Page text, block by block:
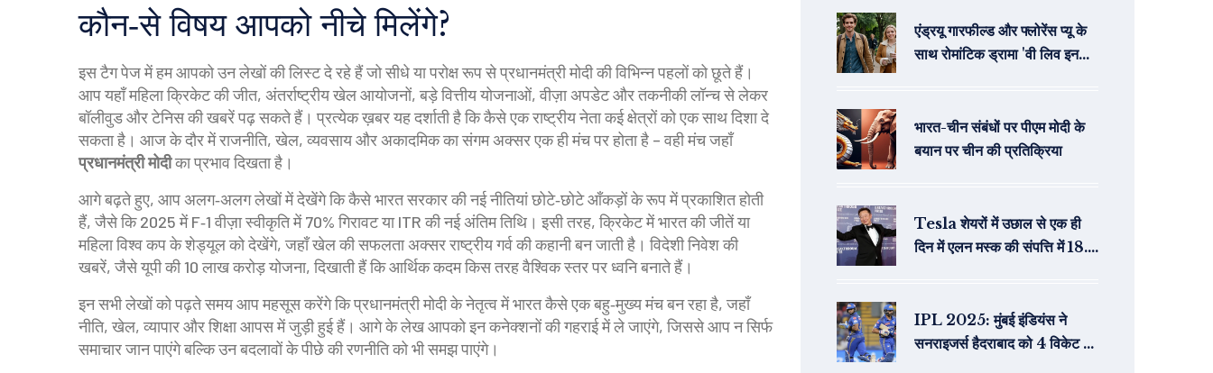
कौन‑से विषय आपको नीचे मिलेंगे?
इस टैग पेज में हम आपको उन लेखों की लिस्ट दे रहे हैं जो सीधे या परोक्ष रूप से प्रधानमंत्री मोदी की विभिन्न पहलों को छूते हैं।
आप यहाँ महिला क्रिकेट की जीत, अंतर्राष्ट्रीय खेल आयोजनों, बड़े वित्तीय योजनाओं, वीज़ा अपडेट और तकनीकी लॉन्च से लेकर
बॉलीवुड और टेनिस की खबरें पढ़ सकते हैं। प्रत्येक ख़बर यह दर्शाती है कि कैसे एक राष्ट्रीय नेता कई क्षेत्रों को एक साथ दिशा दे
सकता है। आज के दौर में राजनीति, खेल, व्यवसाय और अकादमिक का संगम अक्सर एक ही मंच पर होता है – वही मंच जहाँ
प्रधानमंत्री मोदीका प्रभाव दिखता है।
आगे बढ़ते हुए, आप अलग‑अलग लेखों में देखेंगे कि कैसे भारत सरकार की नई नीतियां छोटे‑छोटे आँकड़ों के रूप में प्रकाशित होती
हैं, जैसे कि 2025 में F‑1 वीज़ा स्वीकृति में 70% गिरावट या ITR की नई अंतिम तिथि। इसी तरह, क्रिकेट में भारत की जीतें या
महिला विश्व कप के शेड्यूल को देखेंगे, जहाँ खेल की सफलता अक्सर राष्ट्रीय गर्व की कहानी बन जाती है। विदेशी निवेश की
खबरें, जैसे यूपी की 10 लाख करोड़ योजना, दिखाती हैं कि आर्थिक कदम किस तरह वैश्विक स्तर पर ध्वनि बनाते हैं।
इन सभी लेखों को पढ़ते समय आप महसूस करेंगे कि प्रधानमंत्री मोदी के नेतृत्व में भारत कैसे एक बहु‑मुख्य मंच बन रहा है, जहाँ
नीति, खेल, व्यापार और शिक्षा आपस में जुड़ी हुई हैं। आगे के लेख आपको इन कनेक्शनों की गहराई में ले जाएंगे, जिससे आप न सिर्फ
समाचार जान पाएंगे बल्कि उन बदलावों के पीछे की रणनीति को भी समझ पाएंगे।
एंड्रयू गारफील्ड और फ्लोरेंस प्यू के
साथ रोमांटिक ड्रामा 'वी लिव इन
भारत-चीन संबंधों पर पीएम मोदी के
बयान पर चीन की प्रतिक्रिया
Tesla शेयरों में उछाल से एक ही
दिन में एलन मस्क की संपत्ति में 18.2
IPL 2025: मुंबई इंडियंस ने
सनराइजर्स हैदराबाद को 4 विकेट से